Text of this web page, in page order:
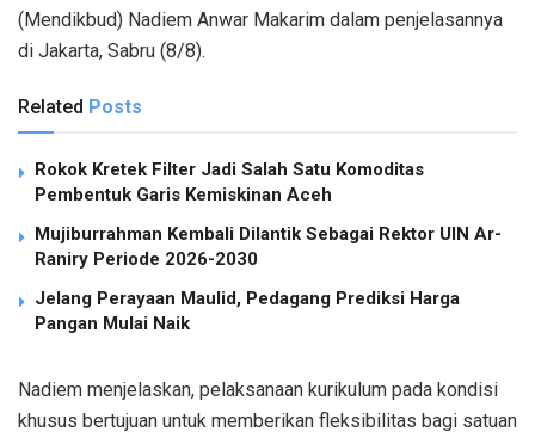
(Mendikbud) Nadiem Anwar Makarim dalam penjelasannya
di Jakarta, Sabru (8/8).
Related Posts
Rokok Kretek Filter Jadi Salah Satu Komoditas
Pembentuk Garis Kemiskinan Aceh
Mujiburrahman Kembali Dilantik Sebagai Rektor UIN Ar-
Raniry Periode 2026-2030
Jelang Perayaan Maulid, Pedagang Prediksi Harga
Pangan Mulai Naik
Nadiem menjelaskan, pelaksanaan kurikulum pada kondisi
khusus bertujuan untuk memberikan fleksibilitas bagi satuan